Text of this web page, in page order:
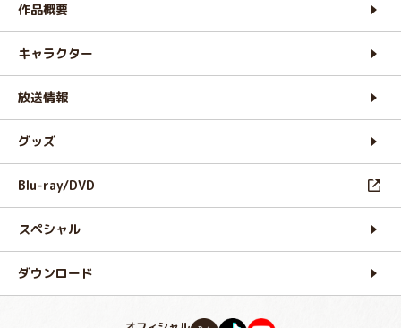
作品概要
キャラクター
放送情報
グッズ
Blu-ray/DVD
スペシャル
ダウンロード